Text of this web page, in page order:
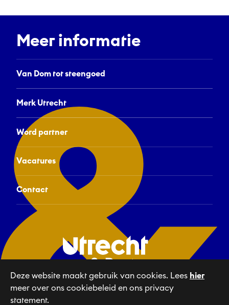
Meer informatie
Van Dom tot steengoed
Merk Utrecht
Word partner
Vacatures
Contact
Linkedin
Deze website maakt gebruik van cookies. Lees hier
meer over ons cookiebeleid en ons privacy
statement.